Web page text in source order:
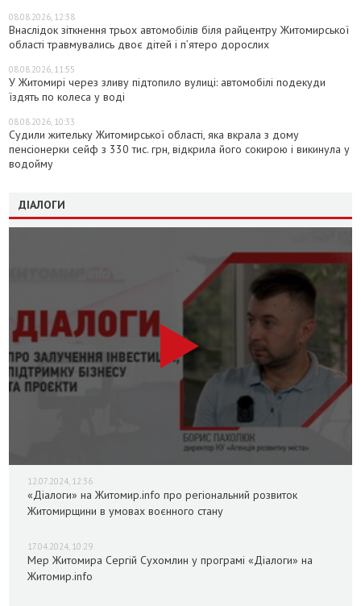
08.08.2026, 12:38
Внаслідок зіткнення трьох автомобілів біля райцентру Житомирської
області травмувались двоє дітей і пʼятеро дорослих
08.08.2026, 11:55
У Житомирі через зливу підтопило вулиці: автомобілі подекуди
їздять по колеса у воді
08.08.2026, 10:33
Судили жительку Житомирської області, яка вкрала з дому
пенсіонерки сейф з 330 тис. грн, відкрила його сокирою і викинула у
водойму
ДІАЛОГИ
12.07.2024, 12:36
«Діалоги» на Житомир.info про регіональний розвиток
Житомирщини в умовах воєнного стану
17.04.2024, 10:29
Мер Житомира Сергій Сухомлин у програмі «Діалоги» на
Житомир.info